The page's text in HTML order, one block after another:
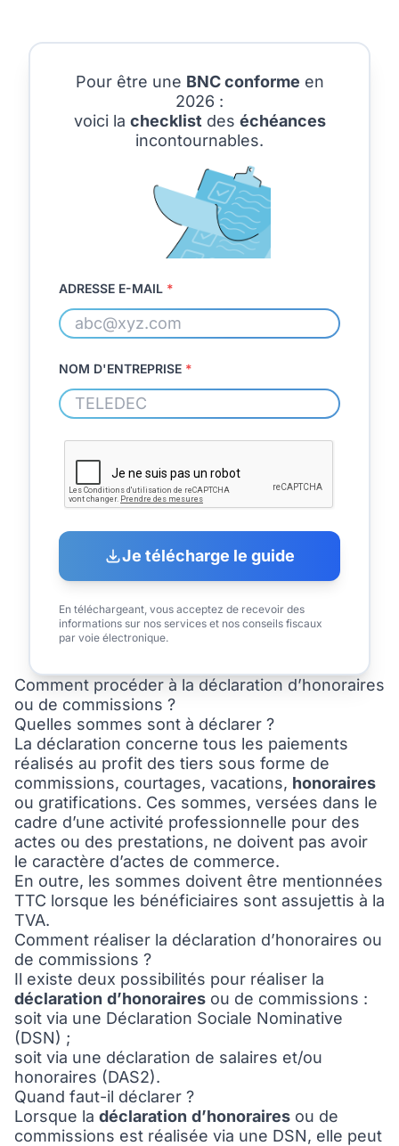
Pour être une BNC conforme en
2026 :
voici la checklistdes échéances
incontournables.
ADRESSE E-MAIL *
NOM D'ENTREPRISE *
Je télécharge le guide
En téléchargeant, vous acceptez de recevoir des
informations sur nos services et nos conseils fiscaux
par voie électronique.
Comment procéder à la déclaration d’honoraires
ou de commissions ?
Quelles sommes sont à déclarer ?
La déclaration concerne tous les paiements
réalisés au profit des tiers sous forme de
commissions, courtages, vacations, honoraires
ou gratifications. Ces sommes, versées dans le
cadre d’une activité professionnelle pour des
actes ou des prestations, ne doivent pas avoir
le caractère d’actes de commerce.
En outre, les sommes doivent être mentionnées
TTC lorsque les bénéficiaires sont assujettis à la
TVA.
Comment réaliser la déclaration d’honoraires ou
de commissions ?
Il existe deux possibilités pour réaliser la
déclaration d’honoraires ou de commissions :
soit via une Déclaration Sociale Nominative
(DSN) ;
soit via une déclaration de salaires et/ou
honoraires (DAS2).
Quand faut-il déclarer ?
Lorsque la déclaration d’honoraires ou de
commissions est réalisée via une DSN, elle peut